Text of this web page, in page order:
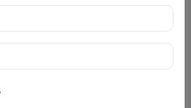
moments de conversation
lancer dès le début.